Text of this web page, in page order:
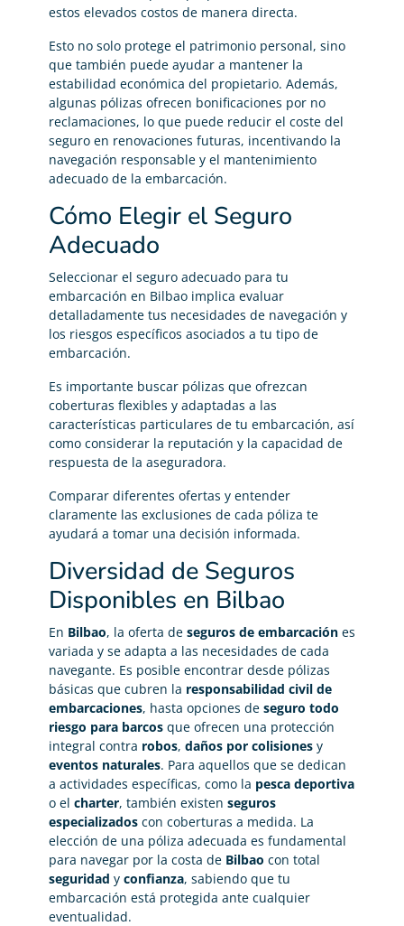
estos elevados costos de manera directa.
Esto no solo protege el patrimonio personal, sino
que también puede ayudar a mantener la
estabilidad económica del propietario. Además,
algunas pólizas ofrecen bonificaciones por no
reclamaciones, lo que puede reducir el coste del
seguro en renovaciones futuras, incentivando la
navegación responsable y el mantenimiento
adecuado de la embarcación.
Cómo Elegir el Seguro
Adecuado
Seleccionar el seguro adecuado para tu
embarcación en Bilbao implica evaluar
detalladamente tus necesidades de navegación y
los riesgos específicos asociados a tu tipo de
embarcación.
Es importante buscar pólizas que ofrezcan
coberturas flexibles y adaptadas a las
características particulares de tu embarcación, así
como considerar la reputación y la capacidad de
respuesta de la aseguradora.
Comparar diferentes ofertas y entender
claramente las exclusiones de cada póliza te
ayudará a tomar una decisión informada.
Diversidad de Seguros
Disponibles en Bilbao
En Bilbao, la oferta de seguros de embarcación es
variada y se adapta a las necesidades de cada
navegante. Es posible encontrar desde pólizas
básicas que cubren la responsabilidad civil de
embarcaciones, hasta opciones de seguro todo
riesgo para barcos que ofrecen una protección
integral contra robos, daños por colisiones y
eventos naturales. Para aquellos que se dedican
a actividades específicas, como la pesca deportiva
o el charter, también existen seguros
especializados con coberturas a medida. La
elección de una póliza adecuada es fundamental
para navegar por la costa de Bilbao con total
seguridad y confianza, sabiendo que tu
embarcación está protegida ante cualquier
eventualidad.